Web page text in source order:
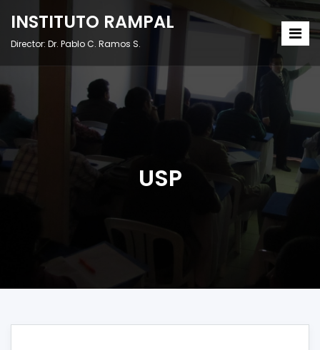
INSTITUTO RAMPAL
Director: Dr. Pablo C. Ramos S.
USP